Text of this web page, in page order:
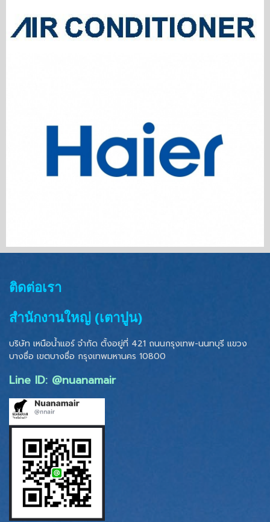
ติดต่อเรา
สำนักงานใหญ่ (เตาปูน)
บริษัท เหนือน้ำแอร์ จำกัด ตั้งอยู่ที่ 421 ถนนกรุงเทพ-นนทบุรี แขวง
บางซื่อ เขตบางซื่อ กรุงเทพมหานคร 10800
Line ID: @nuanamair